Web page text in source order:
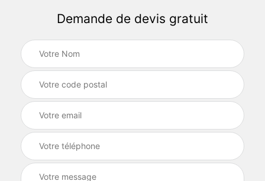
Demande de devis gratuit